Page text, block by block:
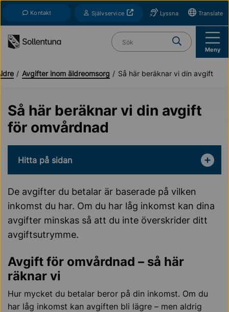
Kontakt SjälvserviceÖppnas i nytt fönsterLyssna Translate
Vad söker du?
Meny
Avgifter inom äldreomsorg Så här beräknar vi din avgift
Så här beräknar vi din avgift
för omvårdnad
Hitta på sidan
De avgifter du betalar är baserade på vilken
inkomst du har. Om du har låg inkomst kan dina
avgifter minskas så att du inte överskrider ditt
avgiftsutrymme.
Avgift för omvårdnad – så här
räknar vi
Hur mycket du betalar beror på din inkomst. Om du
har låg inkomst kan avgiften bli lägre – men aldrig